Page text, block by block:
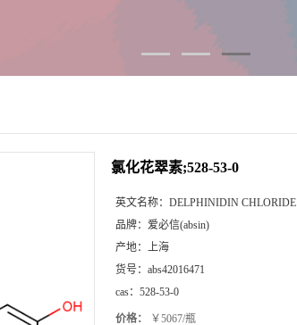
氯化花翠素;528-53-0
英文名称： DELPHINIDIN CHLORIDE
品牌： 爱必信(absin)
产地： 上海
货号： abs42016471
cas： 528-53-0
价格： ￥5067/瓶